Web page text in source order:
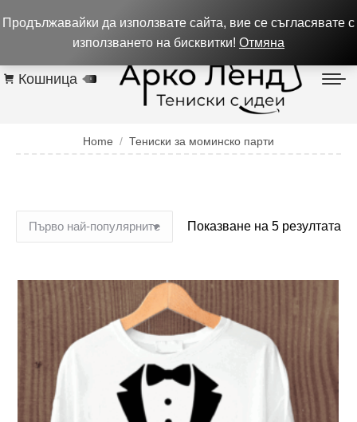
Контакти
Кошница
Home Тениски за моминско парти
Показване на 5 резултата
Продължавайки да използвате сайта, вие се съгласявате с
използването на бисквитки! Отмяна